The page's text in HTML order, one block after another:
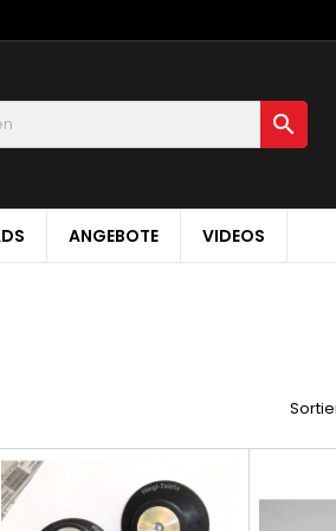

ANGEBOTE VIDEOS